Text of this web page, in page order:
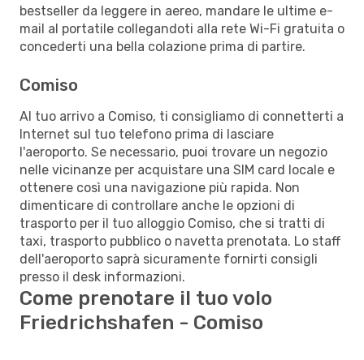
bestseller da leggere in aereo, mandare le ultime e-
mail al portatile collegandoti alla rete Wi-Fi gratuita o
concederti una bella colazione prima di partire.
Comiso
Al tuo arrivo a Comiso, ti consigliamo di connetterti a
Internet sul tuo telefono prima di lasciare
l'aeroporto. Se necessario, puoi trovare un negozio
nelle vicinanze per acquistare una SIM card locale e
ottenere così una navigazione più rapida. Non
dimenticare di controllare anche le opzioni di
trasporto per il tuo alloggio Comiso, che si tratti di
taxi, trasporto pubblico o navetta prenotata. Lo staff
dell'aeroporto saprà sicuramente fornirti consigli
presso il desk informazioni.
Come prenotare il tuo volo
Friedrichshafen - Comiso